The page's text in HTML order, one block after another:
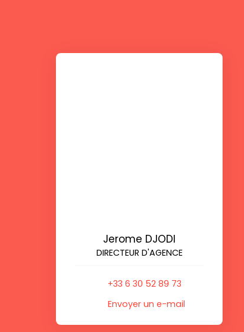
Jerome DJODI
DIRECTEUR D'AGENCE
+33 6 30 52 89 73
Envoyer un e-mail